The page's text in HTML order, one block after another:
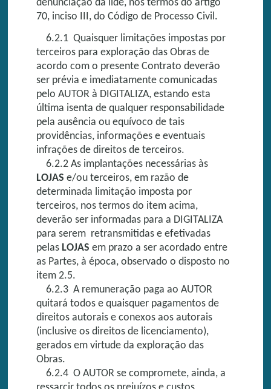
denunciação da lide, nos termos do artigo
70, inciso III, do Código de Processo Civil.
6.2.1 Quaisquer limitações impostas por
terceiros para exploração das Obras de
acordo com o presente Contrato deverão
ser prévia e imediatamente comunicadas
pelo AUTOR à DIGITALIZA, estando esta
última isenta de qualquer responsabilidade
pela ausência ou equívoco de tais
providências, informações e eventuais
infrações de direitos de terceiros.
6.2.2 As implantações necessárias às
LOJAS e/ou terceiros, em razão de
determinada limitação imposta por
terceiros, nos termos do item acima,
deverão ser informadas para a DIGITALIZA
para serem retransmitidas e efetivadas
pelas LOJAS em prazo a ser acordado entre
as Partes, à época, observado o disposto no
item 2.5.
6.2.3 A remuneração paga ao AUTOR
quitará todos e quaisquer pagamentos de
direitos autorais e conexos aos autorais
(inclusive os direitos de licenciamento),
gerados em virtude da exploração das
Obras.
6.2.4 O AUTOR se compromete, ainda, a